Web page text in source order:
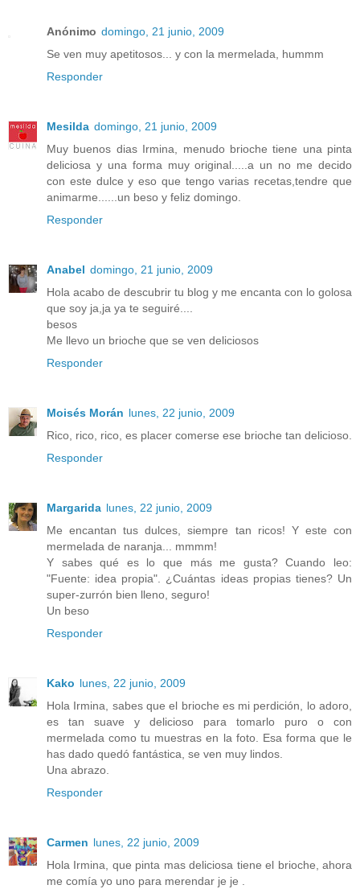
Anónimo domingo, 21 junio, 2009
Se ven muy apetitosos... y con la mermelada, hummm
Responder
Mesilda domingo, 21 junio, 2009
Muy buenos dias Irmina, menudo brioche tiene una pinta
deliciosa y una forma muy original.....a un no me decido
con este dulce y eso que tengo varias recetas,tendre que
animarme......un beso y feliz domingo.
Responder
Anabel domingo, 21 junio, 2009
Hola acabo de descubrir tu blog y me encanta con lo golosa
que soy ja,ja ya te seguiré....
besos
Me llevo un brioche que se ven deliciosos
Responder
Moisés Morán lunes, 22 junio, 2009
Rico, rico, rico, es placer comerse ese brioche tan delicioso.
Responder
Margarida lunes, 22 junio, 2009
Me encantan tus dulces, siempre tan ricos! Y este con
mermelada de naranja... mmmm!
Y sabes qué es lo que más me gusta? Cuando leo:
"Fuente: idea propia". ¿Cuántas ideas propias tienes? Un
super-zurrón bien lleno, seguro!
Un beso
Responder
Kako lunes, 22 junio, 2009
Hola Irmina, sabes que el brioche es mi perdición, lo adoro,
es tan suave y delicioso para tomarlo puro o con
mermelada como tu muestras en la foto. Esa forma que le
has dado quedó fantástica, se ven muy lindos.
Una abrazo.
Responder
Carmen lunes, 22 junio, 2009
Hola Irmina, que pinta mas deliciosa tiene el brioche, ahora
me comía yo uno para merendar je je .